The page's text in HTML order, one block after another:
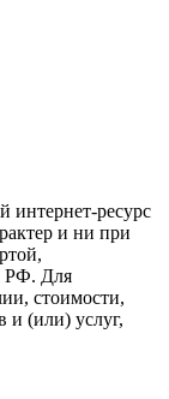
интернет-ресурс
и ни при
РФ. Для
стоимости,
и (или) услуг,